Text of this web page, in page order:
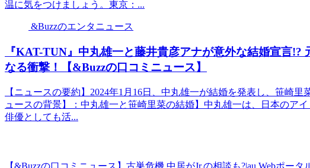
温に気をつけましょう。東京：...
&Buzzのエンタニュース
『KAT-TUN』中丸雄一と藤井貴彦アナが意外な結婚宣言!?
なる衝撃！【&Buzzの口コミニュース】
【ニュースの要約】2024年1月16日、中丸雄一が結婚を発表し、笹崎
ュースの背景】：中丸雄一と笹崎里菜の結婚】中丸雄一は、日本のア
俳優としても活...